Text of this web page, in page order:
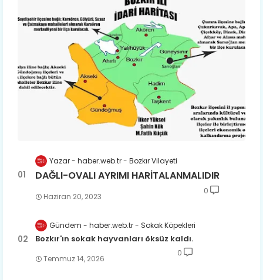
Yazar - haber.web.tr Bozkır Vilayeti
DAĞLI-OVALI AYRIMI HARİTALANMALIDIR
Haziran 20, 2023
0
Gündem - haber.web.tr Sokak Köpekleri
Bozkır'ın sokak hayvanları öksüz kaldı.
Temmuz 14, 2026
0